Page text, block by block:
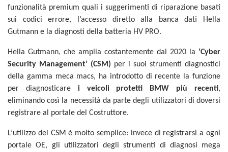
funzionalità premium quali i suggerimenti di riparazione basati
sui codici errore, l’accesso diretto alla banca dati Hella
Gutmann e la diagnosti della batteria HV PRO.
Hella Gutmann, che amplia costantemente dal 2020 la ‘Cyber
Security Management’ (CSM) per i suoi strumenti diagnostici
della gamma meca macs, ha introdotto di recente la funzione
per diagnosticare i veicoli protetti BMW più recenti,
eliminando così la necessità da parte degli utilizzatori di doversi
registrare al portale del Costruttore.
L’utilizzo del CSM è molto semplice: invece di registrarsi a ogni
portale OE, gli utilizzatori degli strumenti di diagnosi mega